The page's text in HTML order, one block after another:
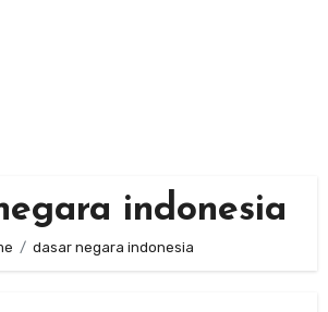
indonesia
dasar negara indonesia